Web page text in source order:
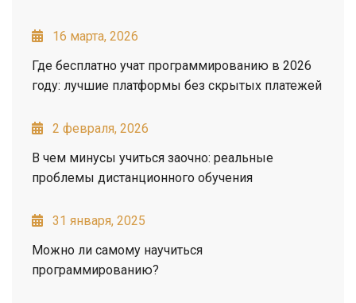
16 марта, 2026
Где бесплатно учат программированию в 2026
году: лучшие платформы без скрытых платежей
2 февраля, 2026
В чем минусы учиться заочно: реальные
проблемы дистанционного обучения
31 января, 2025
Можно ли самому научиться
программированию?